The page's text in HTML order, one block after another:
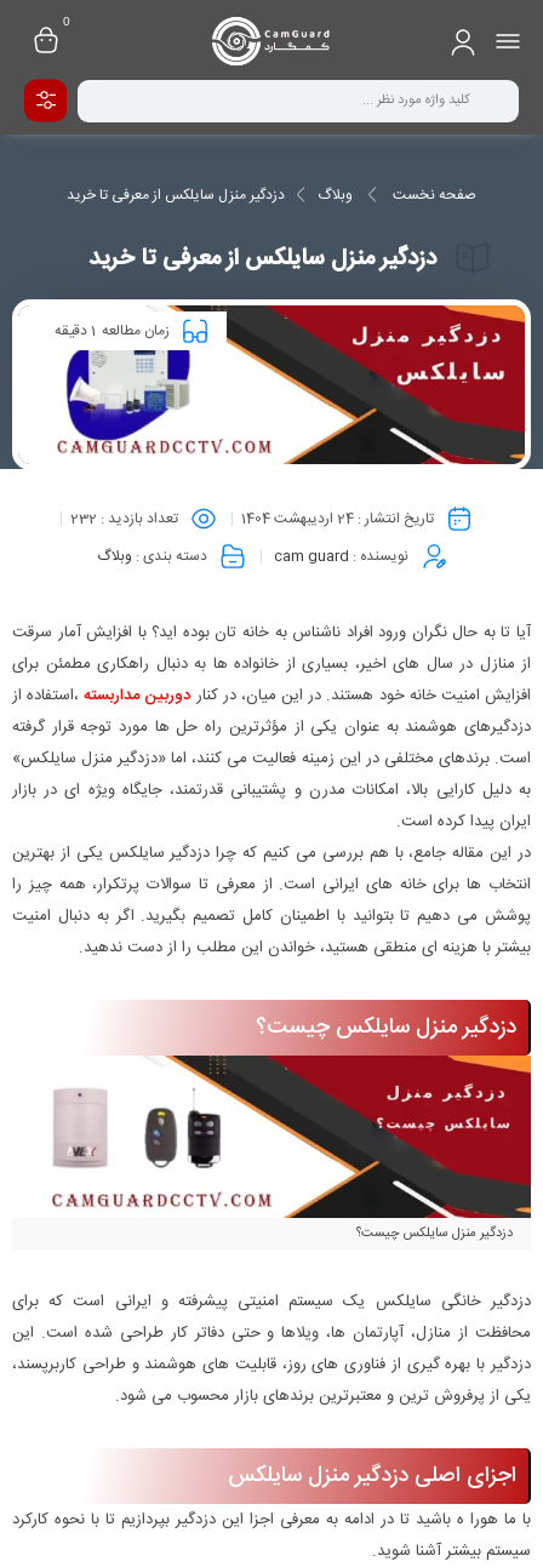
0
صفحه نخست وبلاگ دزدگیر منزل سایلکس از معرفی تا خرید
دزدگیر منزل سایلکس از معرفی تا خرید
زمان مطالعه 1دقیقه
تاریخ انتشار : 24 اردیبهشت 1404 تعداد بازدید : 232
نویسنده : cam guard دسته بندی : وبلاگ
آیا تا به حال نگران ورود افراد ناشناس به خانه تان بوده اید؟ با افزایش آمار سرقت
از منازل در سال های اخیر، بسیاری از خانواده ها به دنبال راهکاری مطمئن برای
افزایش امنیت خانه خود هستند. در این میان، در کنار دوربین مداربسته،استفاده از
دزدگیرهای هوشمند به عنوان یکی از مؤثرترین راه حل ها مورد توجه قرار گرفته
است. برندهای مختلفی در این زمینه فعالیت می کنند، اما «دزدگیر منزل سایلکس»
به دلیل کارایی بالا، امکانات مدرن و پشتیبانی قدرتمند، جایگاه ویژه ای در بازار
ایران پیدا کرده است.
در این مقاله جامع، با هم بررسی می کنیم که چرا دزدگیر سایلکس یکی از بهترین
انتخاب ها برای خانه های ایرانی است. از معرفی تا سوالات پرتکرار، همه چیز را
پوشش می دهیم تا بتوانید با اطمینان کامل تصمیم بگیرید. اگر به دنبال امنیت
بیشتر با هزینه ای منطقی هستید، خواندن این مطلب را از دست ندهید.
دزدگیر منزل سایلکس چیست؟
دزدگیر منزل سایلکس چیست؟
دزدگیر خانگی سایلکس یک سیستم امنیتی پیشرفته و ایرانی است که برای
محافظت از منازل، آپارتمان ها، ویلاها و حتی دفاتر کار طراحی شده است. این
دزدگیر با بهره گیری از فناوری های روز، قابلیت های هوشمند و طراحی کاربرپسند،
یکی از پرفروش ترین و معتبرترین برندهای بازار محسوب می شود.
اجزای اصلی دزدگیر منزل سایلکس
با ما هورا ه باشید تا در ادامه به معرفی اجزا این دزدگیر بپردازیم تا با نحوه کارکرد
سیستم بیشتر آشنا شوید.